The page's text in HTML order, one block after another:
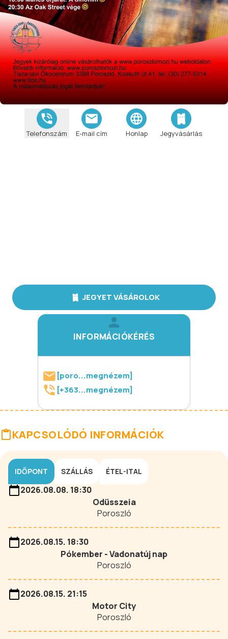
Telefonszám E-mail cím Honlap Jegyvásárlás
JEGYET VÁSÁROLOK
INFORMÁCIÓKÉRÉS
[poro...megnézem]
[+363...megnézem]
KAPCSOLÓDÓ INFORMÁCIÓK
IDŐPONT SZÁLLÁS ÉTEL-ITAL
2026.08.08. 18:30
Odüsszeia
Poroszló
2026.08.15. 18:30
Pókember - Vadonatúj nap
Poroszló
2026.08.15. 21:15
Motor City
Poroszló